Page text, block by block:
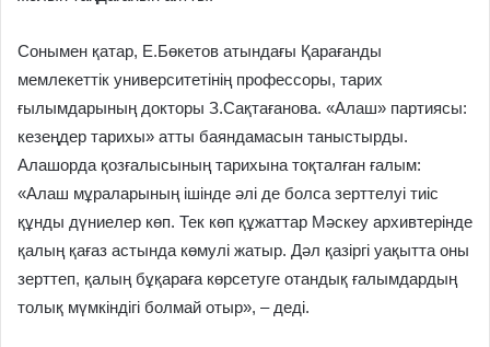
Сонымен қатар, Е.Бөкетов атындағы Қарағанды
мемлекеттік университетінің профессоры, тарих
ғылымдарының докторы З.Сақтағанова. «Алаш» партиясы:
кезеңдер тарихы» атты баяндамасын таныстырды.
Алашорда қозғалысының тарихына тоқталған ғалым:
«Алаш мұраларының ішінде әлі де болса зерттелуі тиіс
құнды дүниелер көп. Тек көп құжаттар Мәскеу архивтерінде
қалың қағаз астында көмулі жатыр. Дәл қазіргі уақытта оны
зерттеп, қалың бұқараға көрсетуге отандық ғалымдардың
толық мүмкіндігі болмай отыр», – деді.